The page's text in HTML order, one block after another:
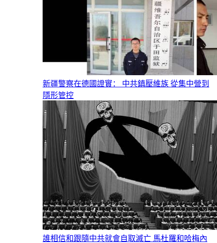
新疆警察在德國證實： 中共鎮壓維族 從集中營到
隱形管控
誰相信和跟隨中共就會自取滅亡 馬杜羅和哈梅內